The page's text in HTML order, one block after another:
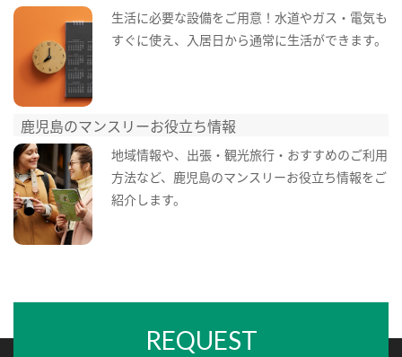
生活に必要な設備をご用意！水道やガス・電気も
すぐに使え、入居日から通常に生活ができます。
鹿児島のマンスリーお役立ち情報
地域情報や、出張・観光旅行・おすすめのご利用
方法など、鹿児島のマンスリーお役立ち情報をご
紹介します。
REQUEST